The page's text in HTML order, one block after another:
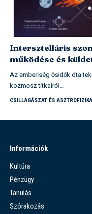
Intersztelláris
működése és
Az emberiség ősidők óta
kozmosz titkairól…
CSILLAGÁSZAT ÉS ASZTROFIZIKA
Információk
Kultúra
Pénzügy
Tanulás
Szórakozás